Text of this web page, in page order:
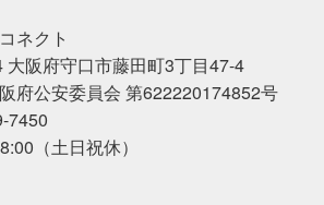
ネクト
大阪府守口市藤田町3丁目47-4
府公安委員会 第622220174852号
7450
（土日祝休）